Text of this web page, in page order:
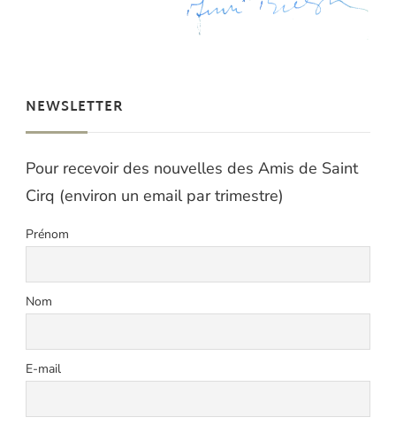
NEWSLETTER
Pour recevoir des nouvelles des Amis de Saint
Cirq (environ un email par trimestre)
Prénom
Nom
E-mail